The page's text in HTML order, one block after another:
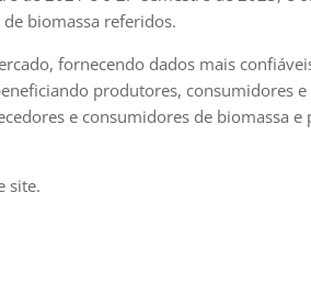
biomassa referidos.
fornecendo dados mais
produtores, consumidores
e consumidores de biomassa e
site.